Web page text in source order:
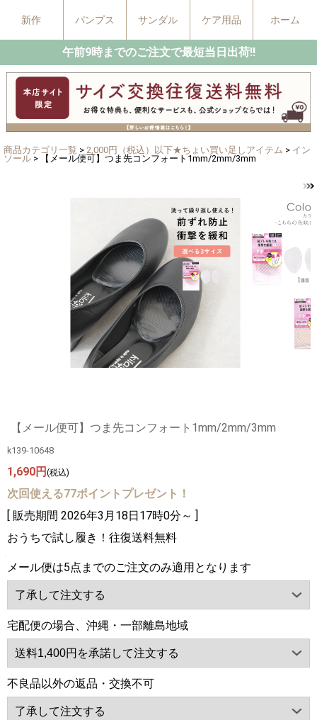
新作 パンプス サンダル ケア用品 ホーム
午前9時までのご注文で最短当日出荷!!
商品カテゴリ一覧 > 2,000円（税込）以下★ちょい買い足しアイテム > イン
ソール > 【メール便可】つま先コンフォート1mm/2mm/3mm
【メール便可】つま先コンフォート1mm/2mm/3mm
k139-10648
1,690円 (税込)
次回使える77ポイントプレゼント！
[ 販売期間 2026年3月18日17時0分 ～ ]
おうちで試し履き！往復送料無料
メール便は5点までのご注文のみ適用となります
宅配便の場合、沖縄・一部離島地域
不良品以外の返品・交換不可